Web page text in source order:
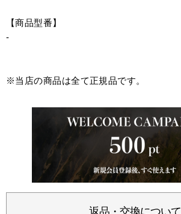
【商品型番】
-
※当店の商品は全て正規品です。